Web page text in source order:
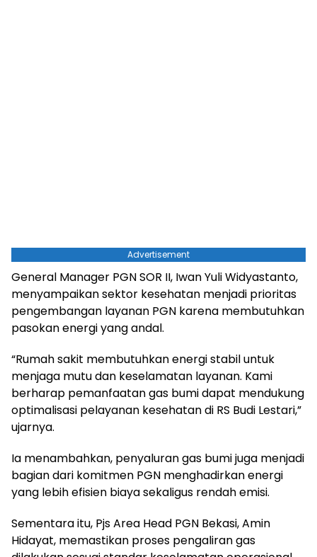
Advertisement
General Manager PGN SOR II, Iwan Yuli Widyastanto,
menyampaikan sektor kesehatan menjadi prioritas
pengembangan layanan PGN karena membutuhkan
pasokan energi yang andal.
“Rumah sakit membutuhkan energi stabil untuk
menjaga mutu dan keselamatan layanan. Kami
berharap pemanfaatan gas bumi dapat mendukung
optimalisasi pelayanan kesehatan di RS Budi Lestari,”
ujarnya.
Ia menambahkan, penyaluran gas bumi juga menjadi
bagian dari komitmen PGN menghadirkan energi
yang lebih efisien biaya sekaligus rendah emisi.
Sementara itu, Pjs Area Head PGN Bekasi, Amin
Hidayat, memastikan proses pengaliran gas